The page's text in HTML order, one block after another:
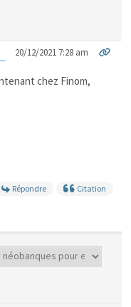
20/12/2021 7:28 am
chez Finom,
Répondre Citation